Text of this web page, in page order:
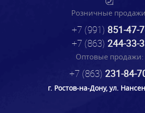
Розничные
+7 (991) 851-47-
+7 (863) 244-33-
Оптовые продажи:
+7 (863) 231-84-
г. Ростов-на-Дону, ул.